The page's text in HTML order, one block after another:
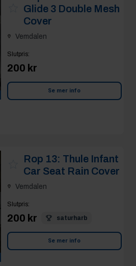
Glide 3 Double Mesh
Cover
Vemdalen
Slutpris:
200 kr
Se mer info
Rop 13: Thule Infant
Car Seat Rain Cover
Vemdalen
Slutpris:
200 kr saturharb
Se mer info